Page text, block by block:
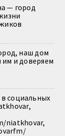
— город
наш дом
и доверяем
социальных
niatkhovar,